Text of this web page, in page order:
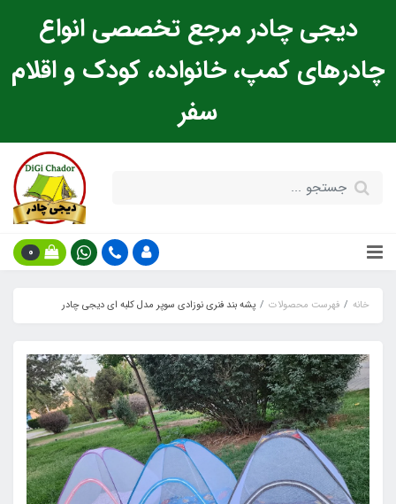
دیجی چادر مرجع تخصصی انواع
چادرهای کمپ، خانواده، کودک و اقلام
سفر
0
خانه فهرست محصولات پشه‌ بند فنری نوزادی سوپر مدل کلبه ای دیجی چادر